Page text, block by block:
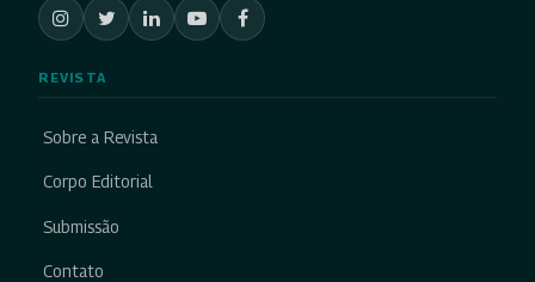
REVISTA
Sobre a Revista
Corpo Editorial
Submissão
Contato